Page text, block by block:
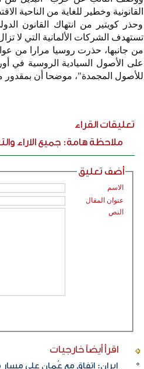
القانونية وخطير للغاية من الناحية
وحذر كويتير من انتهاك القانون
تستهدف الشركات الألمانية التي لا
من جانبها، حذرت روسيا مرارا من
على الأصول السيادية الروسية
للأصول المجمدة"، موضحا أن بمقدور
تعليقات القراء
ملاحظة هامة: جميع الاراء
أضف تعليق
الاسم
عنوان المقال
النص
اقرأ أيضاًخارجيات
إيران: اتفاق مع عُمان على